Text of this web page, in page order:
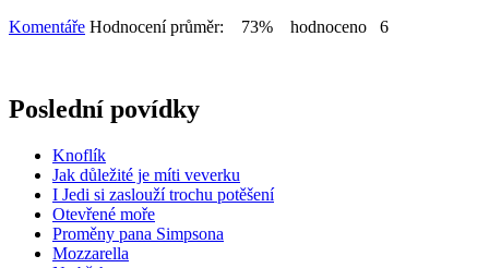
Komentáře Hodnocení průměr: 73% hodnoceno 6
Poslední povídky
Knoflík
Jak důležité je míti veverku
I Jedi si zaslouží trochu potěšení
Otevřené moře
Proměny pana Simpsona
Mozzarella